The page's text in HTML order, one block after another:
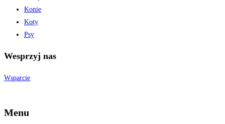
Konie
Koty
Psy
Wesprzyj nas
Wsparcie
Menu